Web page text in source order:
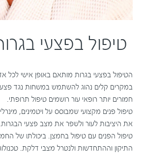
טיפול בפצעי
הטיפול בפצעי בגרות מותאם באופן אישי לכל
במקרים קלים נהוג להשתמש במשחות נגד
חמורים יותר רופאי עור רושמים טיפול תרופתי.
טיפול פנים מקצועי שמבוסס על ויטמינים,
את היציבות לעור ולשפר את מצב פצעי
טיפול הפנים עם טיפול בחמצן. ביכולתו של
התיקון וההתחדשות ולנטרל מצבי דלקת.